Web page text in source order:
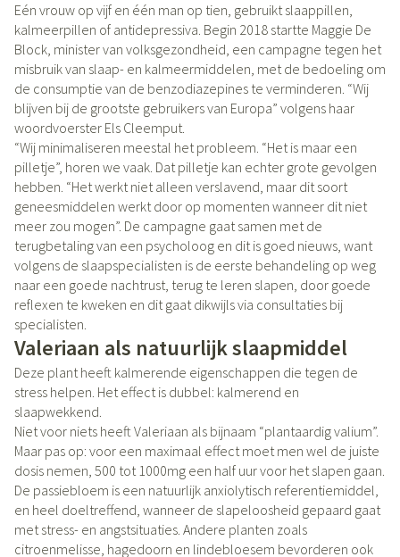
Eén vrouw op vijf en één man op tien, gebruikt slaappillen,
kalmeerpillen of antidepressiva. Begin 2018 startte Maggie De
Block, minister van volksgezondheid, een campagne tegen het
misbruik van slaap- en kalmeermiddelen, met de bedoeling om
de consumptie van de benzodiazepines te verminderen. “Wij
blijven bij de grootste gebruikers van Europa” volgens haar
woordvoerster Els Cleemput.
“Wij minimaliseren meestal het probleem. “Het is maar een
pilletje”, horen we vaak. Dat pilletje kan echter grote gevolgen
hebben. “Het werkt niet alleen verslavend, maar dit soort
geneesmiddelen werkt door op momenten wanneer dit niet
meer zou mogen”. De campagne gaat samen met de
terugbetaling van een psycholoog en dit is goed nieuws, want
volgens de slaapspecialisten is de eerste behandeling op weg
naar een goede nachtrust, terug te leren slapen, door goede
reflexen te kweken en dit gaat dikwijls via consultaties bij
specialisten.
Valeriaan als natuurlijk slaapmiddel
Deze plant heeft kalmerende eigenschappen die tegen de
stress helpen. Het effect is dubbel: kalmerend en
slaapwekkend.
Niet voor niets heeft Valeriaan als bijnaam “plantaardig valium”.
Maar pas op: voor een maximaal effect moet men wel de juiste
dosis nemen, 500 tot 1000mg een half uur voor het slapen gaan.
De passiebloem is een natuurlijk anxiolytisch referentiemiddel,
en heel doeltreffend, wanneer de slapeloosheid gepaard gaat
met stress- en angstsituaties. Andere planten zoals
citroenmelisse, hagedoorn en lindebloesem bevorderen ook